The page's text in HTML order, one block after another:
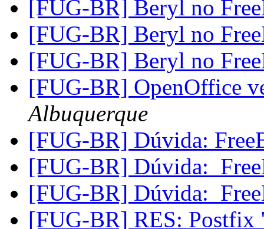
[FUG-BR] Beryl no
[FUG-BR] Beryl no
[FUG-BR] Beryl no
[FUG-BR] OpenOffice
Albuquerque
[FUG-BR] Dúvida:
[FUG-BR]
[FUG-BR]
[FUG-BR] RES: